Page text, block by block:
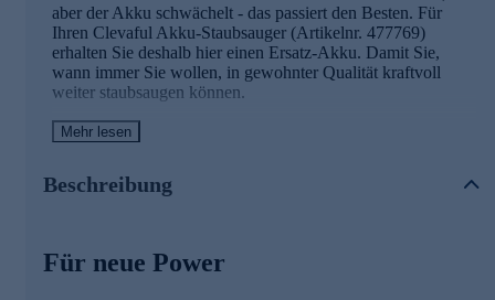
aber der Akku schwächelt - das passiert den Besten. Für
Ihren Clevaful Akku-Staubsauger (Artikelnr. 477769)
erhalten Sie deshalb hier einen Ersatz-Akku. Damit Sie,
wann immer Sie wollen, in gewohnter Qualität kraftvoll
weiter staubsaugen können.
Die Details des Ersatz-Akkus im Überblick
wiederaufladbarer Li-Ionen-Akku
passend zum Clevaful Akku-Staubsauger 477769
Am besten gleich hier online bestellen.
Mehr lesen
Beschreibung
Für neue Power